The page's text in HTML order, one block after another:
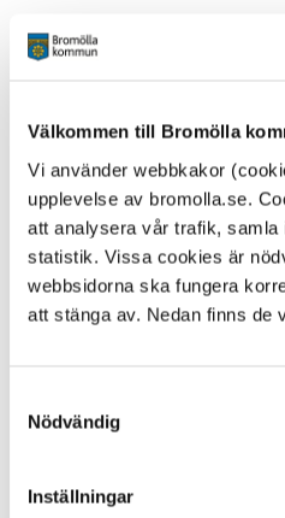
Välkommen till Bromölla
Vi använder webbkakor
upplevelse av bromolla.se.
att analysera vår trafik, samla
statistik. Vissa cookies är
webbsidorna ska fungera
att stänga av. Nedan finns de
Nödvändig
Inställningar
Kontakta din politiker
Kontakt
Carolina Hildingsson